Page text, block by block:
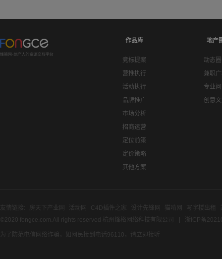
作品库
竞标提案
营推执行
活动执行
品牌推广
市场分析
招商运营
定位前策
定价策略
其他方案
地产
动态
兼职
专业
创意
友情链接: 房天下产业网 活动网 C4D插件之家 设计先锋网 猫啃网 写字楼出租
©2020 fongce.com.All rights reserved 杭州烽格网络科技有限公司
浙ICP备
为了防范电信网络诈骗，如网民接到电话96110，请立即接听